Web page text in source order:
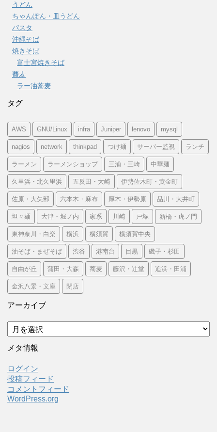
うどん
ちゃんぽん・皿うどん
パスタ
沖縄そば
焼きそば
富士宮焼きそば
蕎麦
ラー油蕎麦
タグ
AWS GNU/Linux infra Juniper lenovo mysql
nagios network thinkpad つけ麺 サーバー監視 ランチ
ラーメン ラーメンショップ 三浦・三崎 中華麺
久里浜・北久里浜 五反田・大崎 伊勢佐木町・黄金町
佐原・大矢部 六本木・麻布 厚木・伊勢原 品川・大井町
坦々麺 大津・堀ノ内 家系 川崎 戸塚 新橋・虎ノ門
東神奈川・白楽 横浜 横須賀 横須賀中央
油そば・まぜそば 渋谷 港南台 目黒 磯子・杉田
自由が丘 蒲田・大森 蕎麦 藤沢・辻堂 追浜・田浦
金沢八景・文庫 閉店
アーカイブ
ア
ー
カ
ブ
メタ情報
ログイン
投稿フィード
コメントフィード
WordPress.org